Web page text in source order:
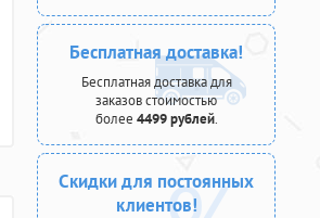
Бесплатная доставка!
Бесплатная доставка для
заказов стоимостью
более 4499 рублей.
Скидки для постоянных
клиентов!